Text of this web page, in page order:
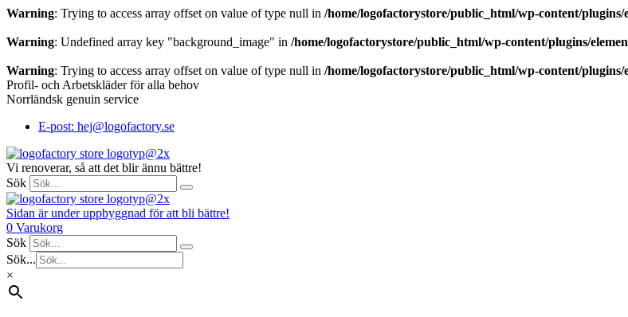
Warning: Trying to access array offset on value of type null in /home/logofactorystore/public_html/wp-content/
Warning: Undefined array key "background_image" in /home/logofactorystore/public_html/wp-content/plugins/
Warning: Trying to access array offset on value of type null in /home/logofactorystore/public_html/wp-content/
Profil- och Arbetskläder för alla behov
Norrländsk genuin service
E-post: hej@logofactory.se
Vi renoverar, så att det blir ännu bättre!
Sök
Sidan är under uppbyggnad för att bli bättre!
0 Varukorg
Sök
Sök...
×